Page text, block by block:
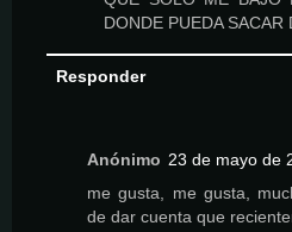
DONDE PUEDA
Responder
Anónimo 23 de mayo de
me gusta, me gusta,
de dar cuenta que